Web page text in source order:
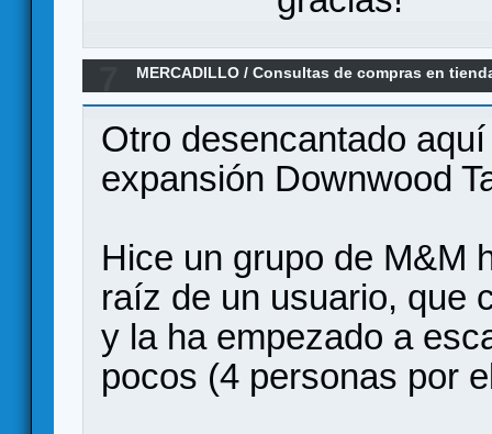
MERCADILLO /Consultas de compras en
Otro desencantado
expansión Downwood
Hice un grupo de M&M
raíz de un usuario, que
y la ha empezado a
pocos (4 personas por